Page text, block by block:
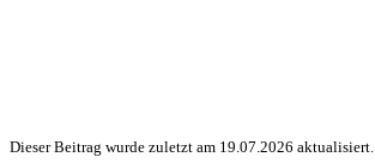
Dieser Beitrag wurde zuletzt am 19.07.2026 aktualisiert.